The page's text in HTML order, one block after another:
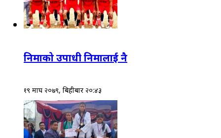
निमाको उपाधी निमालाई नै
१९ माघ २०७९, बिहीबार २०:४३